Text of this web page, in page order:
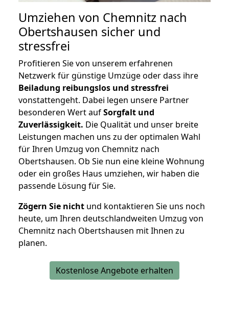
Umziehen von Chemnitz nach
Obertshausen sicher und
stressfrei
Profitieren Sie von unserem erfahrenen
Netzwerk für günstige Umzüge oder dass ihre
Beiladung reibungslos und stressfrei
vonstattengeht. Dabei legen unsere Partner
besonderen Wert aufSorgfalt und
Zuverlässigkeit. Die Qualität und unser breite
Leistungen machen uns zu der optimalen Wahl
für Ihren Umzug von Chemnitz nach
Obertshausen. Ob Sie nun eine kleine Wohnung
oder ein großes Haus umziehen, wir haben die
passende Lösung für Sie.
Zögern Sie nicht und kontaktieren Sie uns noch
heute, um Ihren deutschlandweiten Umzug von
Chemnitz nach Obertshausen mit Ihnen zu
planen.
Kostenlose Angebote erhalten